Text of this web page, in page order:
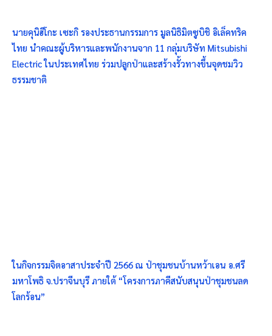
นายคุนิฮิโกะ เซะกิ รองประธานกรรมการ มูลนิธิมิตซูบิชิ อิเล็คทริค
ไทย นำคณะผู้บริหารและพนักงานจาก 11 กลุ่มบริษัท Mitsubishi
Electric ในประเทศไทย ร่วมปลูกป่าและสร้างรั้วทางขึ้นจุดชมวิว
ธรรมชาติ
ในกิจกรรมจิตอาสาประจำปี 2566 ณ ป่าชุมชนบ้านหว้าเอน อ.ศรี
มหาโพธิ จ.ปราจีนบุรี ภายใต้ “โครงการภาคีสนับสนุนป่าชุมชนลด
โลกร้อน”